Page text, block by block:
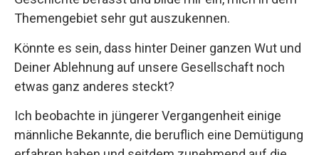
Themengebiet sehr gut auszukennen.
Könnte es sein, dass hinter Deiner ganzen Wut und
Deiner Ablehnung auf unsere Gesellschaft noch
etwas ganz anderes steckt?
Ich beobachte in jüngerer Vergangenheit einige
männliche Bekannte, die beruflich eine Demütigung